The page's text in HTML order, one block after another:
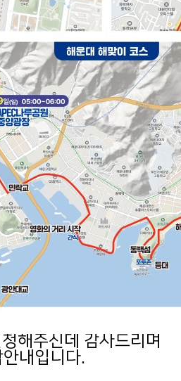
해주신데 감사드리며
내입니다.